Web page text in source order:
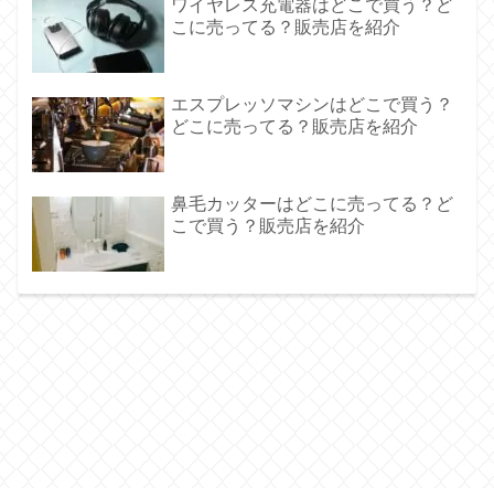
ワイヤレス充電器はどこで買う？ど
こに売ってる？販売店を紹介
エスプレッソマシンはどこで買う？
どこに売ってる？販売店を紹介
鼻毛カッターはどこに売ってる？ど
こで買う？販売店を紹介